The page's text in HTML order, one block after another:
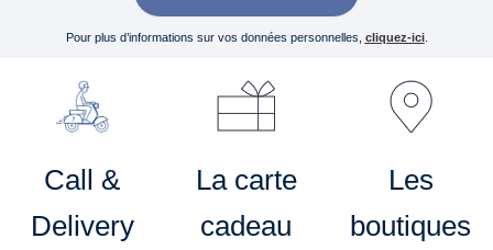
Pour plus d’informations sur vos données personnelles, cliquez-ici.
Call &
Delivery
La carte
cadeau
Les
boutiques